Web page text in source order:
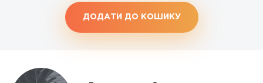
ДОДАТИ ДО КОШИКУ